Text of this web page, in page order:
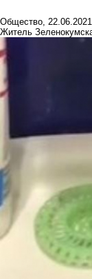
Общество,
Житель